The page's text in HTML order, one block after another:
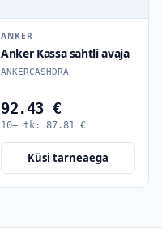
ANKER
Anker Kassa sahtli avaja
ANKERCASHDRA
92.43 €
10+ tk: 87.81 €
Küsi tarneaega